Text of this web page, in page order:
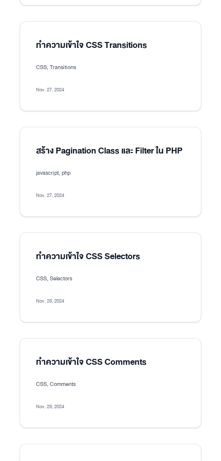
ทำความเข้าใจ CSS Transitions
CSS, Transitions
Nov. 27, 2024
สร้าง Pagination Class และ Filter ใน PHP
javascript, php
Nov. 27, 2024
ทำความเข้าใจ CSS Selectors
CSS, Selectors
Nov. 23, 2024
ทำความเข้าใจ CSS Comments
CSS, Comments
Nov. 23, 2024